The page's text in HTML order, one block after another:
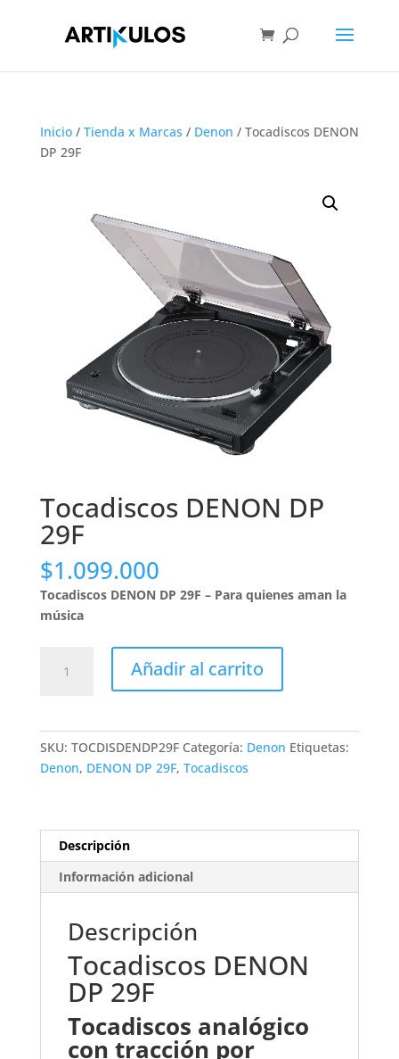
Inicio/ Tienda x Marcas / Denon / Tocadiscos DENON
DP 29F
Tocadiscos DENON DP
29F
$1.099.000
Tocadiscos DENON DP 29F – Para quienes aman la
música
DENON
Añadir al carrito
SKU: TOCDISDENDP29F Categoría: Denon Etiquetas:
Denon, DENON DP 29F, Tocadiscos
Descripción
Información adicional
Descripción
Tocadiscos DENON
DP 29F
Tocadiscos analógico
con tracción por